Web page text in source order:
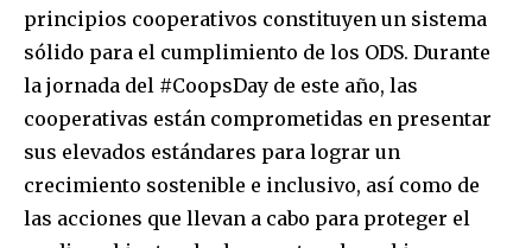
SUBSCRIBE
I've read and accept thePrivacy Policy.
principios cooperativos constituyen un sistema
sólido para el cumplimiento de los ODS. Durante
la jornada del #CoopsDay de este año, las
cooperativas están comprometidas en presentar
sus elevados estándares para lograr un
crecimiento sostenible e inclusivo, así como de
las acciones que llevan a cabo para proteger el